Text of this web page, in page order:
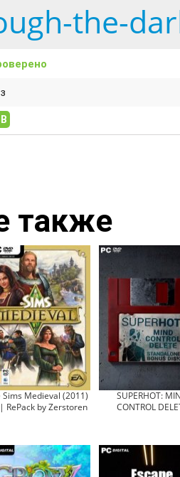
the-
также
Sims Medieval (2011)
RePack by Zerstoren
SUPERHOT:
CONTROL